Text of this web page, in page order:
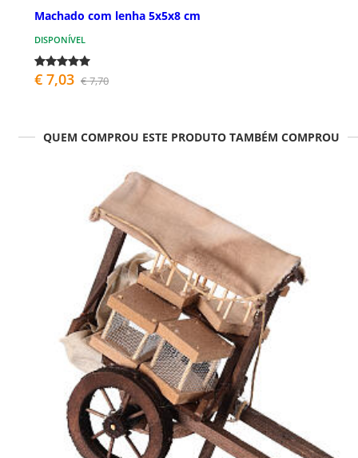
Machado com lenha 5x5x8 cm
DISPONÍVEL
€ 7,03 € 7,70
QUEM COMPROU ESTE PRODUTO TAMBÉM COMPROU